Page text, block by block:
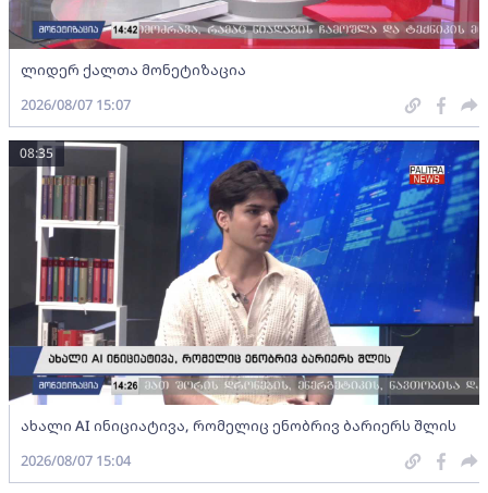
ლიდერ ქალთა მონეტიზაცია
2026/08/07 15:07
ახალი AI ინიციატივა, რომელიც ენობრივ ბარიერს შლის
08:35
2026/08/07 15:04